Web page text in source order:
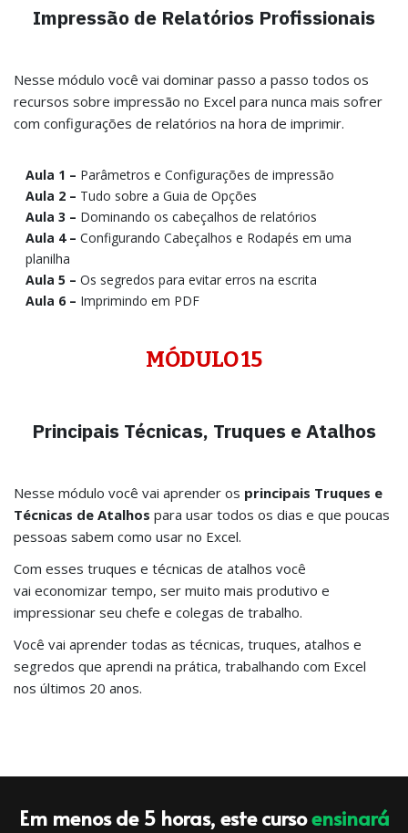
Impressão de Relatórios Profissionais
Nesse módulo você vai dominar passo a passo todos os
recursos sobre impressão no Excel para nunca mais sofrer
com configurações de relatórios na hora de imprimir.
Aula 1 – Parâmetros e Configurações de impressão
Aula 2 – Tudo sobre a Guia de Opções
Aula 3 – Dominando os cabeçalhos de relatórios
Aula 4 – Configurando Cabeçalhos e Rodapés em uma
planilha
Aula 5 – Os segredos para evitar erros na escrita
Aula 6 – Imprimindo em PDF
MÓDULO 15
Principais Técnicas, Truques e Atalhos
Nesse módulo você vai aprender os principais Truques e
Técnicas de Atalhos para usar todos os dias e que poucas
pessoas sabem como usar no Excel.
Com esses truques e técnicas de atalhos você
vai economizar tempo, ser muito mais produtivo e
impressionar seu chefe e colegas de trabalho.
Você vai aprender todas as técnicas, truques, atalhos e
segredos que aprendi na prática, trabalhando com Excel
nos últimos 20 anos.
Em menos de 5 horas, este cursoensinará